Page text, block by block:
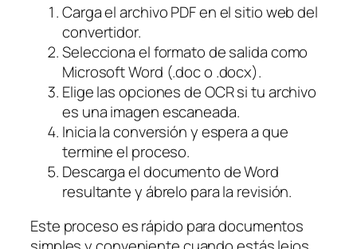
Carga el archivo PDF en el sitio web del
convertidor.
Selecciona el formato de salida como
Microsoft Word (.doc o .docx).
Elige las opciones de OCR si tu archivo
es una imagen escaneada.
Inicia la conversión y espera a que
termine el proceso.
Descarga el documento de Word
resultante y ábrelo para la revisión.
Este proceso es rápido para documentos